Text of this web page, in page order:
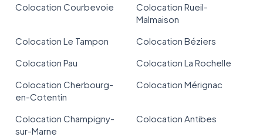
Colocation Courbevoie
Colocation Rueil-
Malmaison
Colocation Le Tampon
Colocation Béziers
Colocation Pau
Colocation La Rochelle
Colocation Cherbourg-
en-Cotentin
Colocation Mérignac
Colocation Champigny-
sur-Marne
Colocation Antibes